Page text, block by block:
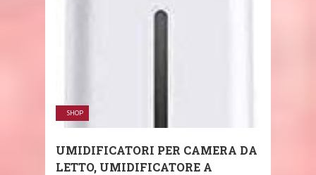
SHOP
UMIDIFICATORI PER CAMERA DA
LETTO, UMIDIFICATORE A